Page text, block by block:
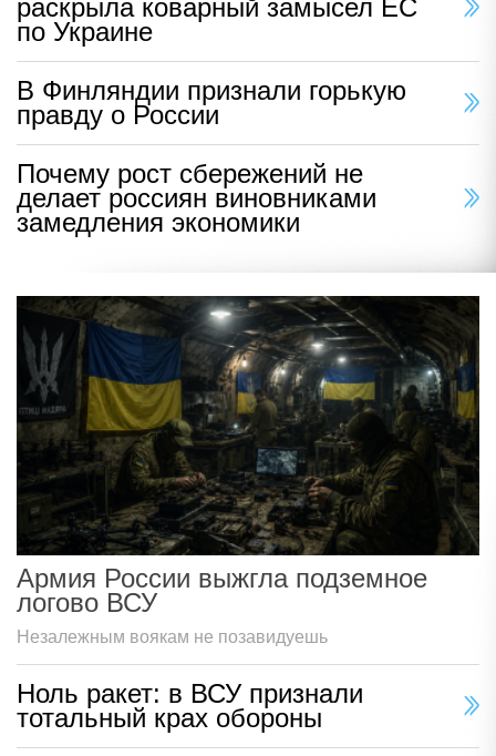
раскрыла коварный замысел ЕС
по Украине
В Финляндии признали горькую
правду о России
Почему рост сбережений не
делает россиян виновниками
замедления экономики
Армия России выжгла подземное
логово ВСУ
Незалежным воякам не позавидуешь
Ноль ракет: в ВСУ признали
тотальный крах обороны